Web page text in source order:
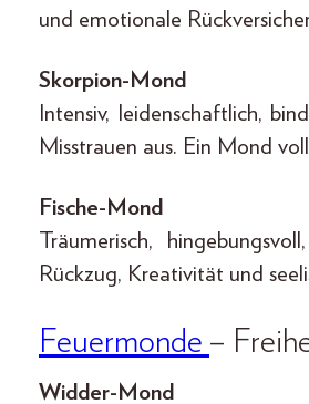
und emotionale
Skorpion-Mond
Intensiv, leidenschaftlich,
Misstrauen aus. Ein Mond
Fische-Mond
Träumerisch,
Rückzug, Kreativität und
Feuermonde –
Widder-Mond